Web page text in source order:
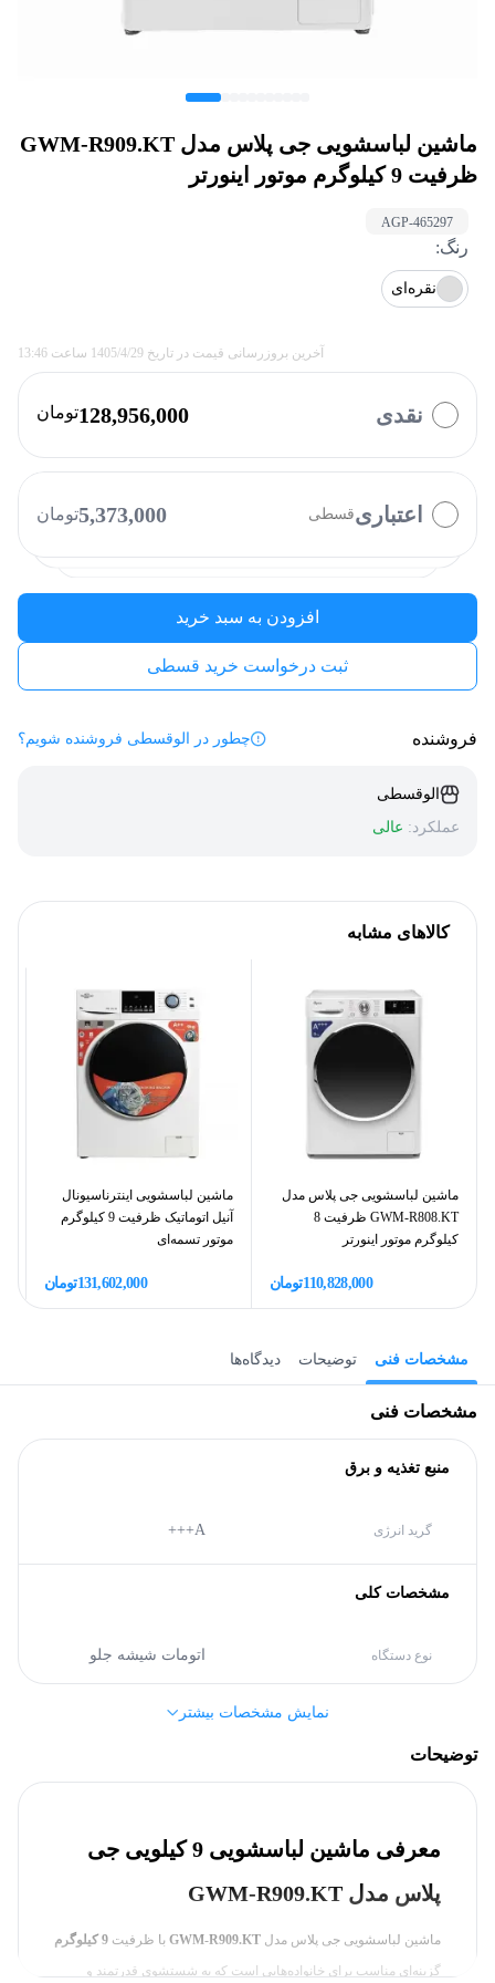
ماشین لباسشویی جی پلاس مدل GWM-R909.KT
ظرفیت 9 کیلوگرم موتور اینورتر
AGP-465297
رنگ:
نقره‌ای
آخرین بروزرسانی قیمت در تاریخ 1405/4/29 ساعت 13:46
نقدی 128,956,000تومان
اعتباریقسطی 5,373,000تومان
با چه روشی میخواهید پرداخت کنید؟
دیجی پی کارت رفاهی
افزودن به سبد خرید
ثبت درخواست خرید قسطی
فروشنده چطور در الوقسطی فروشنده شویم؟
الوقسطی
عملکرد: عالی
کالاهای مشابه
ماشین لباسشویی جی پلاس مدل
GWM-R808.KT ظرفیت 8
کیلوگرم موتور اینورتر
110,828,000تومان
ماشین لباسشویی اینترناسیونال
آنیل اتوماتیک ظرفیت 9 کیلوگرم
موتور تسمه‌ای
131,602,000تومان
مشخصات فنی توضیحات دیدگاه‌ها
مشخصات فنی
منبع تغذیه و برق
گرید انرژی A+++
مشخصات کلی
نوع دستگاه اتومات شیشه جلو
جی پلاس (Gplus)
بدنه
سایر مشخصات
نمایش مشخصات بیشتر
توضیحات
معرفی ماشین لباسشویی 9 کیلویی جی
پلاس مدل GWM-R909.KT
ماشین لباسشویی جی پلاس مدل GWM-R909.KT با ظرفیت 9 کیلوگرم
گزینه‌ای مناسب برای خانواده‌هایی است که به شستشوی قدرتمند و